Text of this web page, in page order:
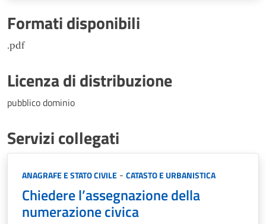
Formati disponibili
.pdf
Licenza di distribuzione
pubblico dominio
Servizi collegati
Categoria:
ANAGRAFE E STATO CIVILE - CATASTO E URBANISTICA
Chiedere l’assegnazione della
numerazione civica